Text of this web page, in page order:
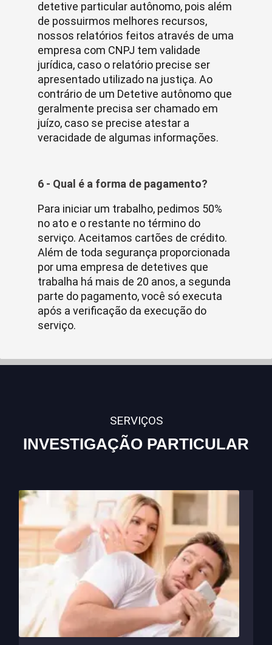
detetive particular autônomo, pois além
de possuirmos melhores recursos,
nossos relatórios feitos através de uma
empresa com CNPJ tem validade
jurídica, caso o relatório precise ser
apresentado utilizado na justiça. Ao
contrário de um Detetive autônomo que
geralmente precisa ser chamado em
juízo, caso se precise atestar a
veracidade de algumas informações.
6 - Qual é a forma de pagamento?
Para iniciar um trabalho, pedimos 50%
no ato e o restante no término do
serviço. Aceitamos cartões de crédito.
Além de toda segurança proporcionada
por uma empresa de detetives que
trabalha há mais de 20 anos, a segunda
parte do pagamento, você só executa
após a verificação da execução do
serviço.
SERVIÇOS
INVESTIGAÇÃO PARTICULAR